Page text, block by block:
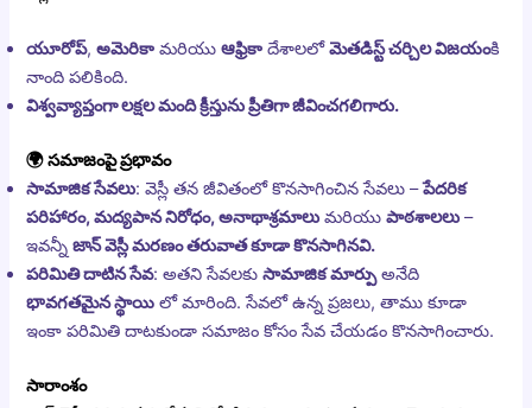
యూరోప్,అమెరికా మరియుఆఫ్రికా దేశాలలోమెతడిస్ట్ చర్చిల విజయంకి
నాంది పలికింది.
విశ్వవ్యాప్తంగా లక్షల మంది క్రీస్తును ప్రీతిగా జీవించగలిగారు.
🌍సమాజంపై ప్రభావం
సామాజిక సేవలు: వెస్లీ తన జీవితంలో కొనసాగించిన సేవలు –పేదరిక
పరిహారం, మద్యపాన నిరోధం, అనాథాశ్రమాలు మరియుపాఠశాలలు –
ఇవన్నీజాన్ వెస్లీ మరణం తరువాత కూడా కొనసాగినవి.
పరిమితి దాటిన సేవ: అతని సేవలకుసామాజిక మార్పుఅనేది
భావగతమైన స్థాయి లో మారింది. సేవలో ఉన్న ప్రజలు, తాము కూడా
ఇంకా పరిమితి దాటకుండా సమాజం కోసం సేవ చేయడం కొనసాగించారు.
సారాంశం